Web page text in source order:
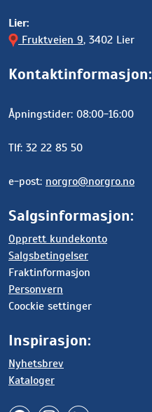
Lier:
Fruktveien 9, 3402 Lier
Kontaktinformasjon:
Åpningstider: 08:00-16:00
Tlf: 32 22 85 50
e-post: norgro@norgro.no
Salgsinformasjon:
Opprett kundekonto
Salgsbetingelser
Fraktinformasjon
Personvern
Coockie settinger
Inspirasjon:
Nyhetsbrev
Kataloger